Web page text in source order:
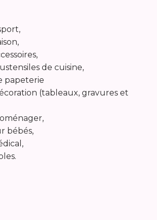
de cuisine,
papeterie
(tableaux, gravures et
bébés,